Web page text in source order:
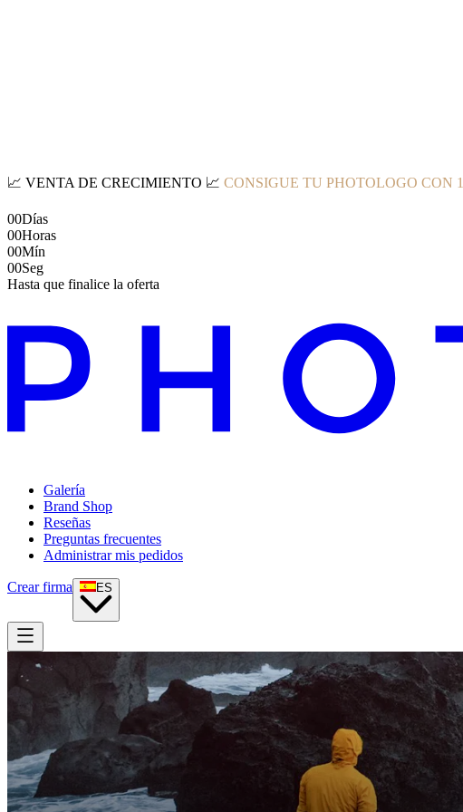
📈 VENTA DE CRECIMIENTO 📈 CONSIGUE TU PHOTOLOGO CON
00Días
00Horas
00Mín
00Seg
Hasta que finalice la oferta
Galería
Brand Shop
Reseñas
Preguntas frecuentes
Administrar mis pedidos
Crear firma ES